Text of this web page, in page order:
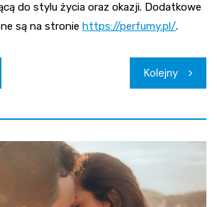
do stylu życia oraz okazji. Dodatkowe
są na stronie https://perfumy.pl/.
Kolejny